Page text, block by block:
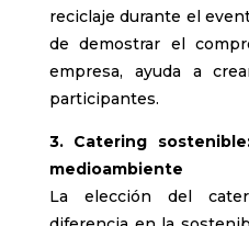
reciclaje durante el
de demostrar el
empresa, ayuda a
participantes.
3. Catering
medioambiente
La elección del